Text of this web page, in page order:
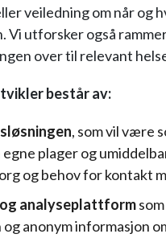
veiledning om når og
Vi utforsker også
over til relevant
består av:
, som vil være
plager og
og behov for kontakt
analyseplattform
anonym informasjon